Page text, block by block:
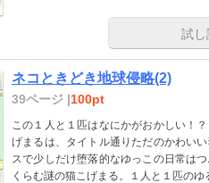
試し
ネコときどき地球侵略(2)
39ページ |100pt
この１人と１匹はなにかがおかしい！
げまるは、タイトル通りただのかわい
スで少しだけ堕落的なゆっこの日常は
くらむ謎の猫こげまる。１人と１匹のゆ